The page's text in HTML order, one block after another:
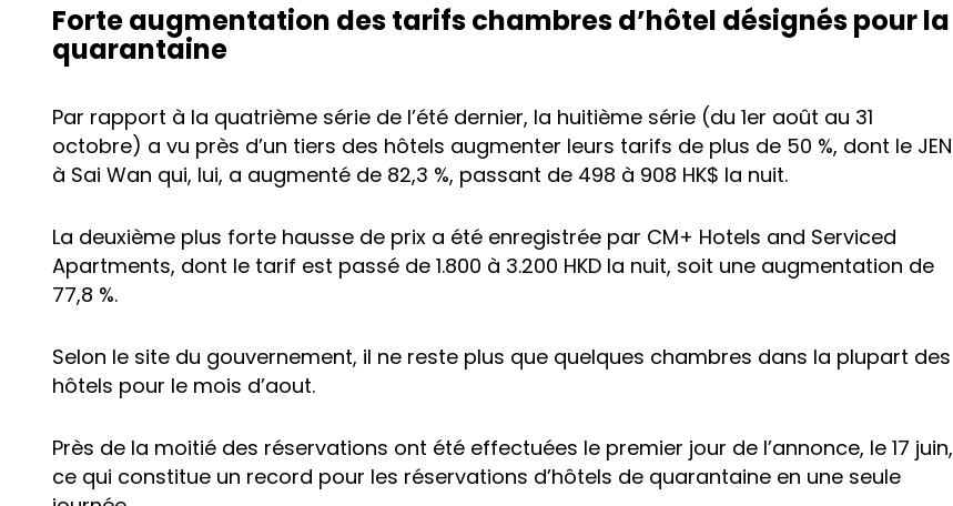
Forte augmentation des tarifs chambres d’hôtel désignés pour la
quarantaine
Par rapport à la quatrième série de l’été dernier, la huitième série (du 1er août au 31
octobre) a vu près d’un tiers des hôtels augmenter leurs tarifs de plus de 50 %, dont le JEN
à Sai Wan qui, lui, a augmenté de 82,3 %, passant de 498 à 908 HK$ la nuit.
La deuxième plus forte hausse de prix a été enregistrée par CM+ Hotels and Serviced
Apartments, dont le tarif est passé de 1.800 à 3.200 HKD la nuit, soit une augmentation de
77,8 %.
Selon le site du gouvernement, il ne reste plus que quelques chambres dans la plupart des
hôtels pour le mois d’aout.
Près de la moitié des réservations ont été effectuées le premier jour de l’annonce, le 17 juin,
ce qui constitue un record pour les réservations d’hôtels de quarantaine en une seule